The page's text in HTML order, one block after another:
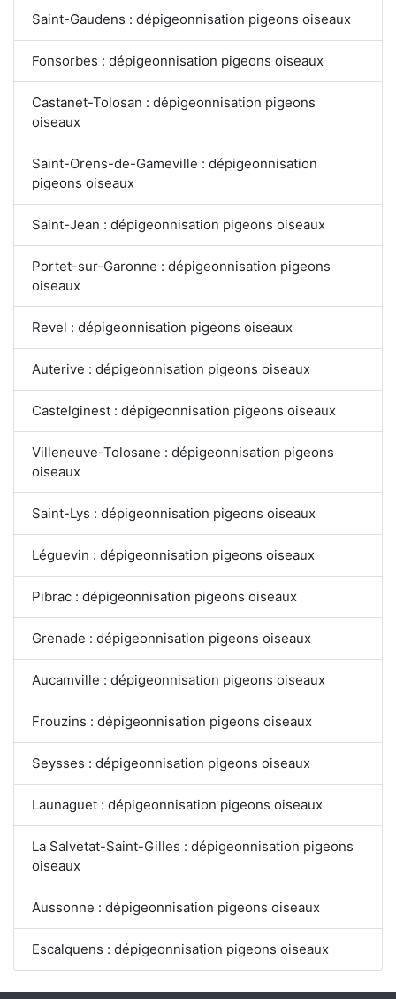
Saint-Gaudens : dépigeonnisation pigeons oiseaux
Fonsorbes : dépigeonnisation pigeons oiseaux
Castanet-Tolosan : dépigeonnisation pigeons
oiseaux
Saint-Orens-de-Gameville : dépigeonnisation
pigeons oiseaux
Saint-Jean : dépigeonnisation pigeons oiseaux
Portet-sur-Garonne : dépigeonnisation pigeons
oiseaux
Revel : dépigeonnisation pigeons oiseaux
Auterive : dépigeonnisation pigeons oiseaux
Castelginest : dépigeonnisation pigeons oiseaux
Villeneuve-Tolosane : dépigeonnisation pigeons
oiseaux
Saint-Lys : dépigeonnisation pigeons oiseaux
Léguevin : dépigeonnisation pigeons oiseaux
Pibrac : dépigeonnisation pigeons oiseaux
Grenade : dépigeonnisation pigeons oiseaux
Aucamville : dépigeonnisation pigeons oiseaux
Frouzins : dépigeonnisation pigeons oiseaux
Seysses : dépigeonnisation pigeons oiseaux
Launaguet : dépigeonnisation pigeons oiseaux
La Salvetat-Saint-Gilles : dépigeonnisation pigeons
oiseaux
Aussonne : dépigeonnisation pigeons oiseaux
Escalquens : dépigeonnisation pigeons oiseaux